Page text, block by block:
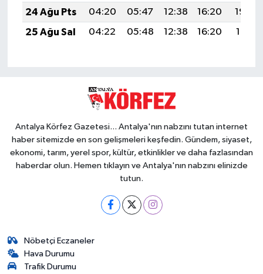
24 Ağu Pts
04:20 05:47 12:38 16:20
19:20
25 Ağu Sal
04:22 05:48 12:38 16:20 19:18
Antalya Körfez Gazetesi... Antalya'nın nabzını tutan internet
haber sitemizde en son gelişmeleri keşfedin. Gündem, siyaset,
ekonomi, tarım, yerel spor, kültür, etkinlikler ve daha fazlasından
haberdar olun. Hemen tıklayın ve Antalya'nın nabzını elinizde
tutun.
Nöbetçi Eczaneler
Hava Durumu
Trafik Durumu